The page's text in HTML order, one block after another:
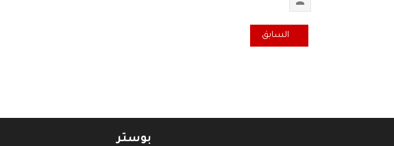
المقال السابق: تعزية محلية بابل للحزب برحيل الشخصية الوطنية اصلان الجبوري
السابق
بوستر